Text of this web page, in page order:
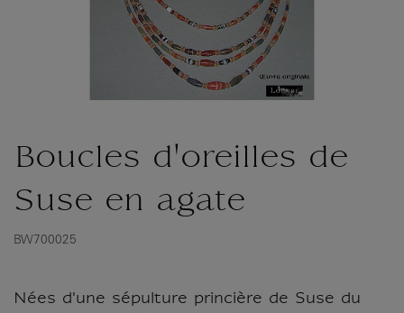
Boucles d'oreilles de
Suse en agate
BW700025
Nées d'une sépulture princière de Suse du